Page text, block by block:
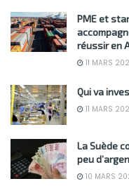
PME et
réussir en
11 MARS
Qui va
11 MARS
La Suède
peu
10 MARS